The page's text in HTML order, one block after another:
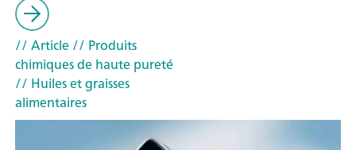
// Article// Produits
chimiques de haute pureté
// Huiles et graisses
alimentaires